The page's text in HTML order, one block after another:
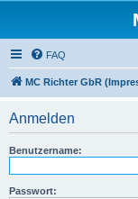
FAQ
MC Richter GbR
Anmelden
Benutzername:
Passwort: